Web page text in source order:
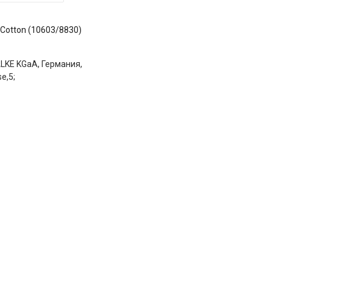
Cotton (10603/8830)
KGaA, Германия,